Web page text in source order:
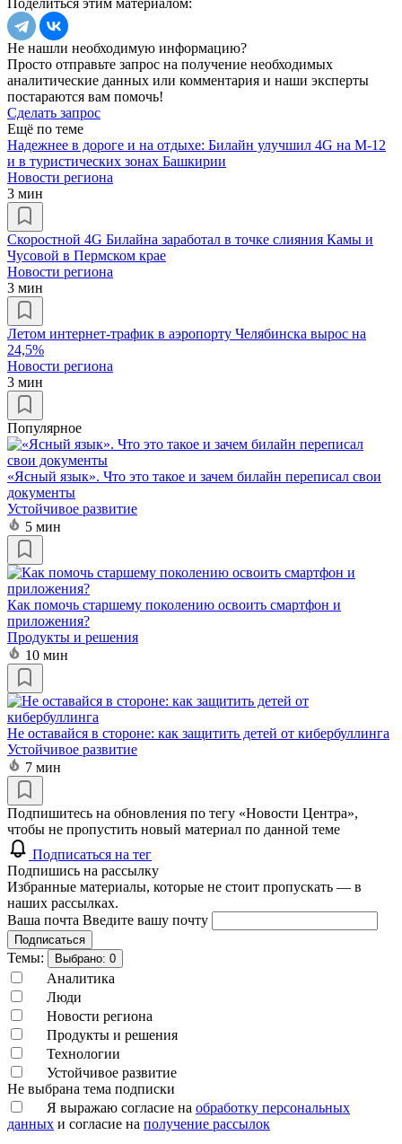
Не нашли необходимую информацию?
Просто отправьте запрос на получение необходимых
аналитические данных или комментария и наши эксперты
постараются вам помочь!
Сделать запрос
Ещё по теме
Надежнее в дороге и на отдыхе: Билайн улучшил 4G на М-12
и в туристических зонах Башкирии
Новости региона
3 мин
Скоростной 4G Билайна заработал в точке слияния Камы и
Чусовой в Пермском крае
Новости региона
3 мин
Летом интернет-трафик в аэропорту Челябинска вырос на
24,5%
Новости региона
3 мин
Популярное
«Ясный язык». Что это такое и зачем билайн переписал свои
документы
Устойчивое развитие
5 мин
Как помочь старшему поколению освоить смартфон и
приложения?
Продукты и решения
10 мин
Не оставайся в стороне: как защитить детей от кибербуллинга
Устойчивое развитие
7 мин
Подпишитесь на обновления по тегу «Новости Центра»,
чтобы не пропустить новый материал по данной теме
Подписаться на тег
Подпишись на рассылку
Избранные материалы, которые не стоит пропускать — в
наших рассылках.
Ваша почта Введите вашу почту
Подписаться
Темы: Выбрано: 0
Аналитика
Люди
Новости региона
Продукты и решения
Технологии
Устойчивое развитие
Не выбрана тема подписки
Я выражаю согласие на обработку персональных
данных и согласие на получение рассылок